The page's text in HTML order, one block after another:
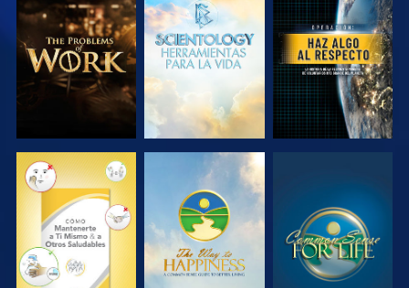
EXPLORA LAS
SERIES
EXPLORA LAS
SERIES
VE
VE VE VE